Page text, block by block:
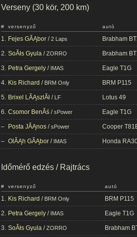
Verseny (30 kör, 200 km)
# versenyző autó
1. Fejes GĂĄbor /2 Laps Brabham
2. SoĂłs Gyula /ZORRO Brabham
3. Petra Gergely / IMAS Eagle T1G
4. Kis Richard / BRM Only BRM P115
5. Brixel LĂĄszlĂł / LF Lotus 49
6. Csomor BenĂś /sPower Eagle T1G
– Posta JĂĄnos /sPower Cooper
– OlĂĄh GĂĄbor / IMAS Honda
Időmérő edzés / Rajtrács
# versenyző autó
1. Kis Richard / BRM Only BRM P115
2. Petra Gergely / IMAS Eagle T1G
3. SoĂłs Gyula /ZORRO Brabham